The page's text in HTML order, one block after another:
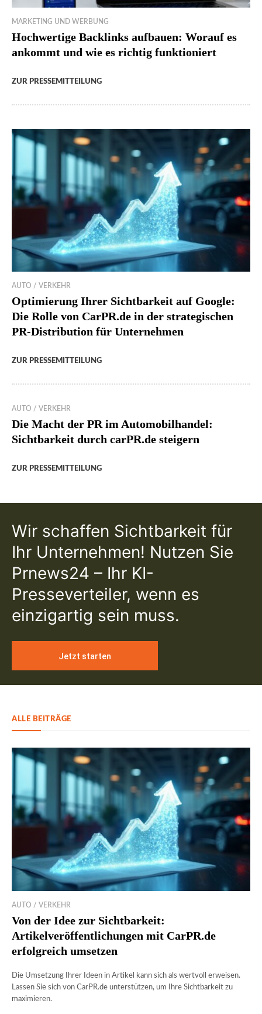
MARKETING UND WERBUNG
Hochwertige Backlinks aufbauen: Worauf es
ankommt und wie es richtig funktioniert
ZUR PRESSEMITTEILUNG
AUTO / VERKEHR
Optimierung Ihrer Sichtbarkeit auf Google:
Die Rolle von CarPR.de in der strategischen
PR-Distribution für Unternehmen
ZUR PRESSEMITTEILUNG
AUTO / VERKEHR
Die Macht der PR im Automobilhandel:
Sichtbarkeit durch carPR.de steigern
ZUR PRESSEMITTEILUNG
Wir schaffen Sichtbarkeit für
Ihr Unternehmen! Nutzen Sie
Prnews24 – Ihr KI-
Presseverteiler, wenn es
einzigartig sein muss.
Jetzt starten
ALLE BEITRÄGE
AUTO / VERKEHR
Von der Idee zur Sichtbarkeit:
Artikelveröffentlichungen mit CarPR.de
erfolgreich umsetzen
Die Umsetzung Ihrer Ideen in Artikel kann sich als wertvoll erweisen.
Lassen Sie sich von CarPR.de unterstützen, um Ihre Sichtbarkeit zu
maximieren.